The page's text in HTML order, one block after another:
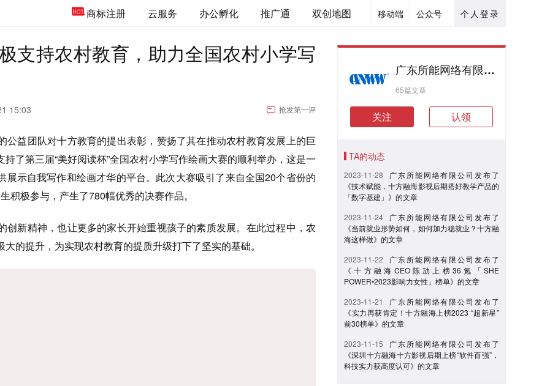
个人登录
公众号
移动端
商标注册 云服务 办公孵化 推广通 双创地图
支持农村教育，助力全国农村小学写
15:03 抢发第一评
公益团队对十方教育的提出表彰，赞扬了其在推动农村教育发展上的巨
了第三届“美好阅读杯”全国农村小学写作绘画大赛的顺利举办，这是一
展示自我写作和绘画才华的平台。此次大赛吸引了来自全国20个省份的
积极参与，产生了780幅优秀的决赛作品。
创新精神，也让更多的家长开始重视孩子的素质发展。在此过程中，农
的提升，为实现农村教育的提质升级打下了坚实的基础。
广东所能网络有限公司
65篇文章
关注 认领
TA的动态
2023-11-28
广东所能网络有限公司发布了
《技术赋能，十方融海影视后期搭好教学产品的
「数字基建」》的文章
2023-11-24
广东所能网络有限公司发布了
《当前就业形势如何，如何加力稳就业？十方融
海这样做》的文章
2023-11-22
广东所能网络有限公司发布了
《十方融海CEO陈劢上榜36氪「SHE
POWER•2023影响力女性」榜单》的文章
2023-11-21
广东所能网络有限公司发布了
《实力再获肯定！十方融海上榜2023 “超新星”
前30榜单》的文章
2023-11-15
广东所能网络有限公司发布了
《深圳十方融海十方影视后期上榜“软件百强”，
科技实力获高度认可》的文章